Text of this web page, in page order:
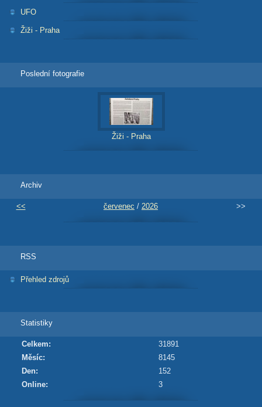
UFO
Žiži - Praha
Poslední fotografie
Žiži - Praha
Archiv
<< červenec / 2026 >>
RSS
Přehled zdrojů
Statistiky
Online: 3
Celkem:
31891
Měsíc:
8145
Den:
152